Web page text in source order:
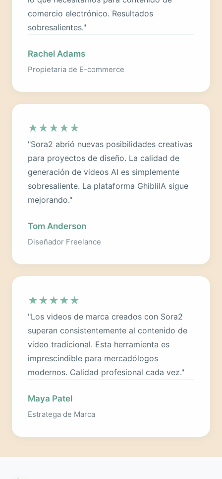
comercio electrónico. Resultados
sobresalientes."
Rachel Adams
Propietaria de E-commerce
★★★★★
"Sora2 abrió nuevas posibilidades creativas
para proyectos de diseño. La calidad de
generación de videos AI es simplemente
sobresaliente. La plataforma GhibliIA sigue
mejorando."
Tom Anderson
Diseñador Freelance
★★★★★
"Los videos de marca creados con Sora2
superan consistentemente al contenido de
video tradicional. Esta herramienta es
imprescindible para mercadólogos
modernos. Calidad profesional cada vez."
Maya Patel
Estratega de Marca